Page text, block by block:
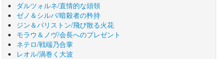
ダルツォルネ/直情的な頭領
ゼノ＆シルバ/暗殺者の矜持
ジン＆パリストン/飛び散る火花
モラウ＆ノヴ/会長へのプレゼント
ネテロ/戦端乃合掌
レオル/渦巻く大波